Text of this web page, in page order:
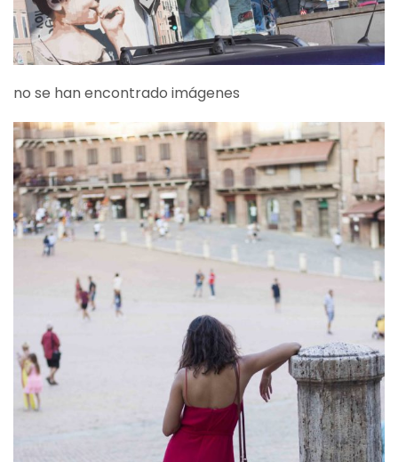
no se han encontrado imágenes